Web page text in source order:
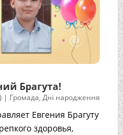
Брагута!
| Громада,Дні народження
Евгения Брагуту
здоровья,